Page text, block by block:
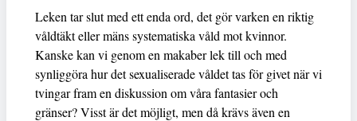
Leken tar slut med ett enda ord, det gör varken en riktig
våldtäkt eller mäns systematiska våld mot kvinnor.
Kanske kan vi genom en makaber lek till och med
synliggöra hur det sexualiserade våldet tas för givet när vi
tvingar fram en diskussion om våra fantasier och
gränser? Visst är det möjligt, men då krävs även en